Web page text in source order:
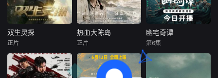
双生灵探
金晶
为了调查双胞胎哥
双生灵探
正片
热血大陈岛
曹阳明珠
范事成
热血大陈岛
正片
幽宅奇谭
幽宅奇谭
第6集